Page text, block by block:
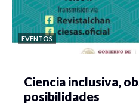
EVENTOS
Ciencia inclusiva,
posibilidades